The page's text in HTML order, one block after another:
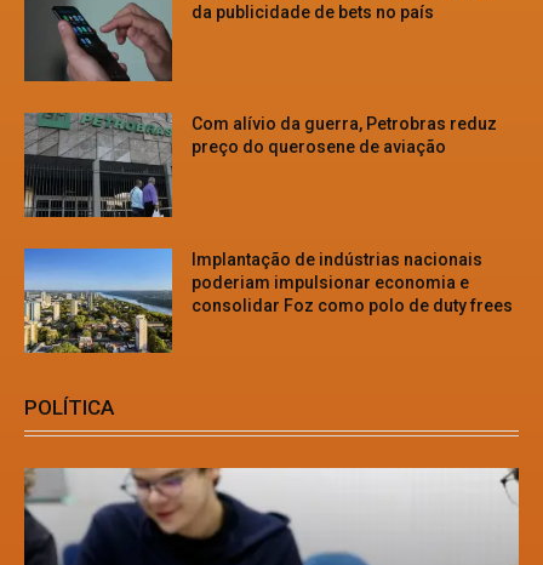
da publicidade de bets no país
Com alívio da guerra, Petrobras reduz
preço do querosene de aviação
Implantação de indústrias nacionais
poderiam impulsionar economia e
consolidar Foz como polo de duty frees
POLÍTICA